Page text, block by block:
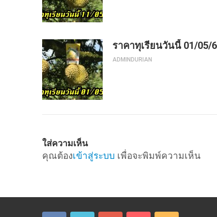
ราคาทุเรียนวันนี้ 01/05/
ADMINDURIAN
ใส่ความเห็น
คุณต้องเข้าสู่ระบบ เพื่อจะพิมพ์ความเห็น